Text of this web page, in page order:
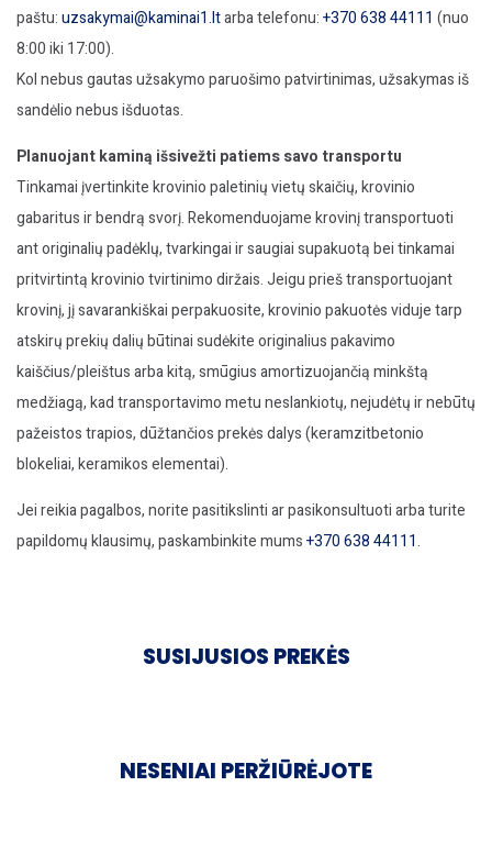
paštu:uzsakymai@kaminai1.ltarba telefonu:+370 638 44111 (nuo
8:00 iki 17:00).
Kol nebus gautas užsakymo paruošimo patvirtinimas, užsakymas iš
sandėlio nebus išduotas.
Planuojant kaminą išsivežti patiems savo transportu
Tinkamai įvertinkite krovinio paletinių vietų skaičių, krovinio
gabaritus ir bendrą svorį. Rekomenduojame krovinį transportuoti
ant originalių padėklų, tvarkingai ir saugiai supakuotą bei tinkamai
pritvirtintą krovinio tvirtinimo diržais. Jeigu prieš transportuojant
krovinį, jį savarankiškai perpakuosite, krovinio pakuotės viduje tarp
atskirų prekių dalių būtinai sudėkite originalius pakavimo
kaiščius/pleištus arba kitą, smūgius amortizuojančią minkštą
medžiagą, kad transportavimo metu neslankiotų, nejudėtų ir nebūtų
pažeistos trapios, dūžtančios prekės dalys (keramzitbetonio
blokeliai, keramikos elementai).
Jei reikia pagalbos, norite pasitikslinti ar pasikonsultuoti arba turite
papildomų klausimų, paskambinkite mums+370 638 44111.
SUSIJUSIOS PREKĖS
NESENIAI PERŽIŪRĖJOTE